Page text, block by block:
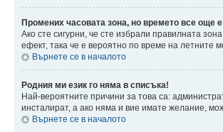
Промених часовата зона, но времето все още
Ако сте сигурни, че сте избрали правилната
ефект, така че е вероятно по време на летните
Върнете се в началото
Родния ми език го няма в списъка!
Най-вероятните причини за това са:
инсталират, а ако няма и вие имате желание,
Върнете се в началото